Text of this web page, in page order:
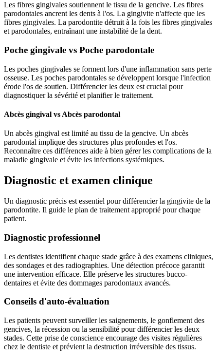
Les fibres gingivales soutiennent le tissu de la gencive. Les fibres
parodontales ancrent les dents à l'os. La gingivite n'affecte que les
fibres gingivales. La parodontite détruit à la fois les fibres gingivales
et parodontales, entraînant une instabilité de la dent.
Poche gingivale vs Poche parodontale
Les poches gingivales se forment lors d'une inflammation sans perte
osseuse. Les poches parodontales se développent lorsque l'infection
érode l'os de soutien. Différencier les deux est crucial pour
diagnostiquer la sévérité et planifier le traitement.
Abcès gingival vs Abcès parodontal
Un abcès gingival est limité au tissu de la gencive. Un abcès
parodontal implique des structures plus profondes et l'os.
Reconnaître ces différences aide à bien gérer les complications de la
maladie gingivale et évite les infections systémiques.
Diagnostic et examen clinique
Un diagnostic précis est essentiel pour différencier la gingivite de la
parodontite. Il guide le plan de traitement approprié pour chaque
patient.
Diagnostic professionnel
Les dentistes identifient chaque stade grâce à des examens cliniques,
des sondages et des radiographies. Une détection précoce garantit
une intervention efficace. Elle préserve les structures bucco-
dentaires et évite des dommages parodontaux avancés.
Conseils d'auto-évaluation
Les patients peuvent surveiller les saignements, le gonflement des
gencives, la récession ou la sensibilité pour différencier les deux
stades. Cette prise de conscience encourage des visites régulières
chez le dentiste et prévient la destruction irréversible des tissus.